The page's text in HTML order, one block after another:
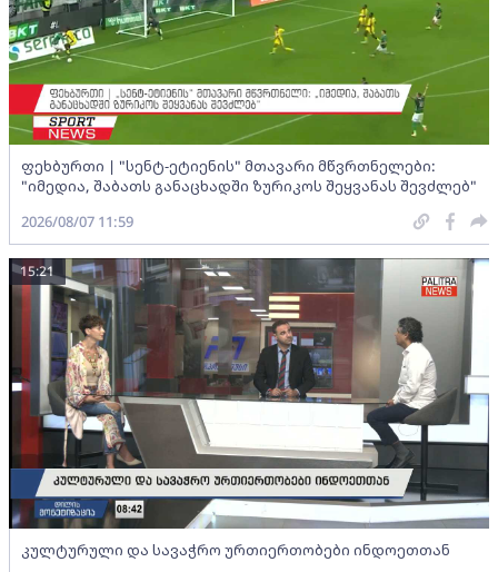
ფეხბურთი | "სენტ-ეტიენის" მთავარი მწვრთნელები:
"იმედია, შაბათს განაცხადში ზურიკოს შეყვანას შევძლებ"
2026/08/07 11:59
კულტურული და სავაჭრო ურთიერთობები ინდოეთთან
15:21